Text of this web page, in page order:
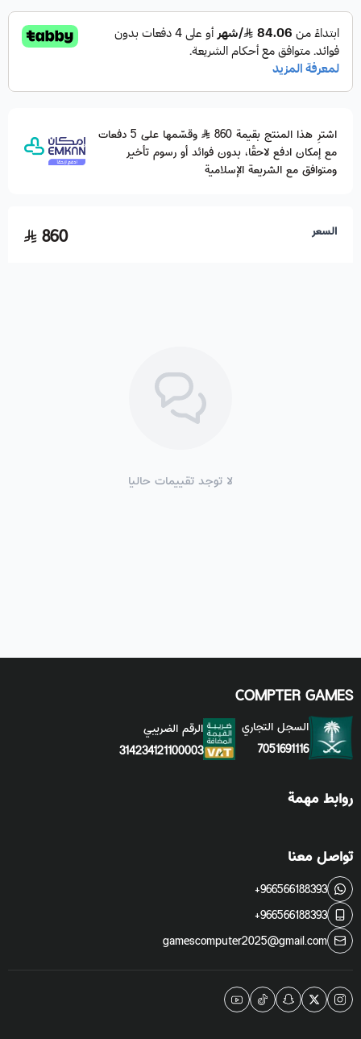
اشترِ هذا المنتج بقيمة 860
وقسّمها على 5 دفعات
مع إمكان ادفع لاحقًا، بدون فوائد أو رسوم تأخير
ومتوافق مع الشريعة الإسلامية
السعر 860
لا توجد تقييمات حاليا
COMPTER GAMES
السجل التجاري
7051691116
الرقم الضريبي
314234121100003
روابط مهمة
تواصل معنا
+966566188393
+966566188393
gamescomputer2025@gmail.com